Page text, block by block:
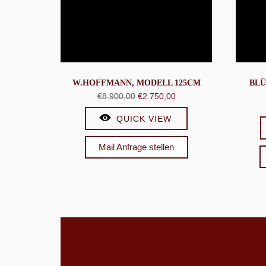
W.HOFFMANN, MODELL 125CM
€8.900,00 Ursprünglicher
Preis
war:
€8.900,00
€2.750,00Aktueller
Preis
€2.750,00.
QUICK VIEW
Mail Anfrage stellen